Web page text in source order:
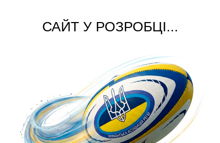
САЙТ У РОЗРОБЦІ...